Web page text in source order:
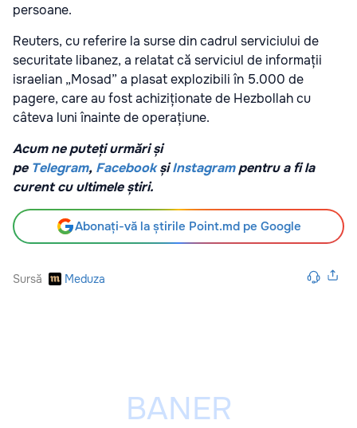
persoane.
Reuters, cu referire la surse din cadrul serviciului de
securitate libanez, a relatat că serviciul de informații
israelian „Mosad” a plasat explozibili în 5.000 de
pagere, care au fost achiziționate de Hezbollah cu
câteva luni înainte de operațiune.
Acum ne puteți urmări și
pe Telegram, FacebookșiInstagrampentru a fi la
curent cu ultimele știri.
Abonați-vă la știrile Point.md pe Google
Sursă Meduza